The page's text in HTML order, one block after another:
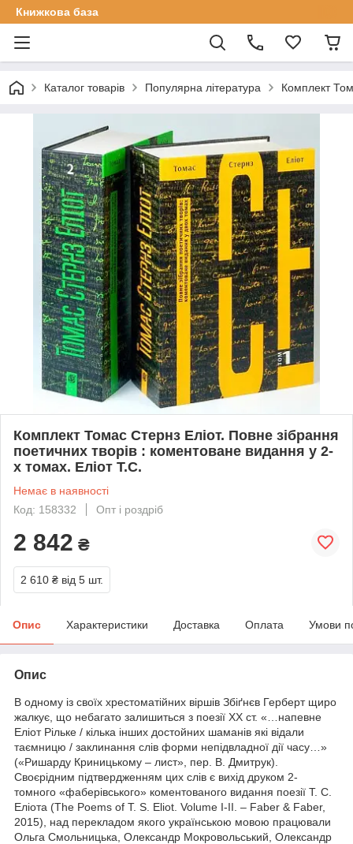
Книжкова база
Каталог товарів Популярна література Комплект
Комплект Томас Стернз Еліот. Повне зібрання
поетичних творів : коментоване видання у 2-
х томах. Еліот Т.С.
Немає в наявності
Код: 158332
Опт і роздріб
2 842 ₴
2 610 ₴ від 5 шт.
Опис Характеристики Доставка Оплата Умови
Опис
В одному із своїх хрестоматійних віршів Збіґнєв Герберт щиро
жалкує, що небагато залишиться з поезії XX ст. «…напевне
Еліот Рільке / кілька інших достойних шаманів які відали
таємницю / заклинання слів форми непідвладної дії часу…»
(«Ришарду Криницькому – лист», пер. В. Дмитрук).
Своєрідним підтвердженням цих слів є вихід друком 2-
томного «фаберівського» коментованого видання поезії Т. С.
Еліота (The Poems of T. S. Eliot. Volume I-II. – Faber & Faber,
2015), над перекладом якого українською мовою працювали
Ольга Смольницька, Олександр Мокровольський, Олександр